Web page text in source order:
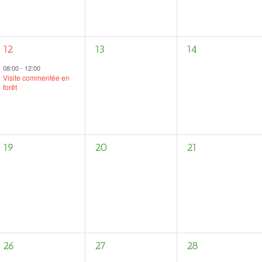
1
évènement,
12
08:00- 12:00
Visite commentée en
forêt
0
13
0
14
0
19
0
20
0
21
0
26
0
27
0
28